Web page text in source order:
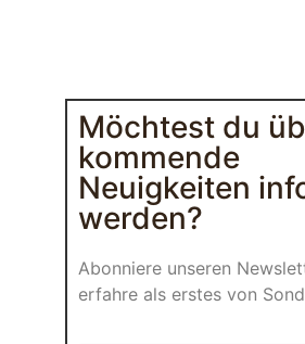
Möchtest du
kommende
Neuigkeiten
werden?
Abonniere unseren
erfahre als erstes von